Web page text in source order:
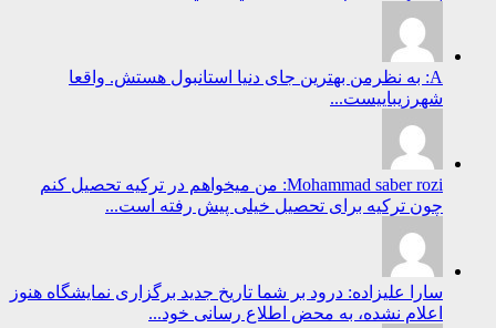
A: به نظرمن بهترین جای دنیا استانبول هستش. واقعا
شهرزیباییست...
Mohammad saber rozi: من میخواهم در ترکیه تحصیل کنم
چون ترکیه برای تحصیل خیلی پیش رفته است...
سارا علیزاده: درود بر شما تاریخ جدید برگزاری نمایشگاه هنوز
اعلام نشده، به محض اطلاع رسانی خود...